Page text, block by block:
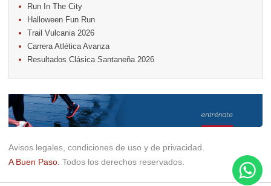
15. Entre Pan y Rosas
Diciembre
Trail Vulcania 2026
12. Media Maratón Puntarenas 2026
Run In The City
Halloween Fun Run
Trail Vulcania 2026
Carrera Atlética Avanza
Resultados Clásica Santaneña 2026
Avisos legales, condiciones de uso y de privacidad.
A Buen Paso. Todos los derechos reservados.